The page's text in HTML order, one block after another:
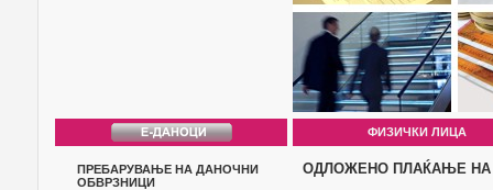
ФИЗИЧКИ ЛИЦА
ПРЕБАРУВАЊЕ НА ДАНОЧНИ
ОБВРЗНИЦИ
ОДЛОЖЕНО ПЛАЌАЊЕ НА